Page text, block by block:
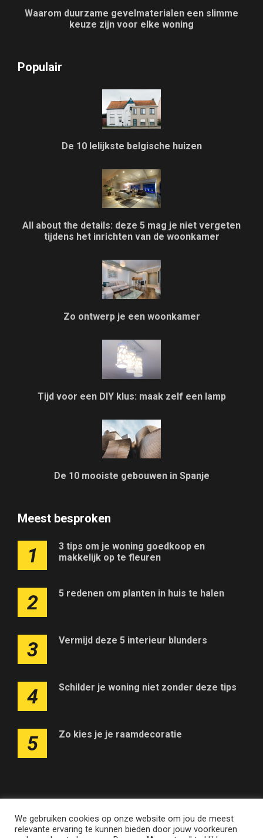
Waarom duurzame gevelmaterialen een slimme
keuze zijn voor elke woning
Populair
De 10 lelijkste belgische huizen
All about the details: deze 5 mag je niet vergeten
tijdens het inrichten van de woonkamer
Zo ontwerp je een woonkamer
Tijd voor een DIY klus: maak zelf een lamp
De 10 mooiste gebouwen in Spanje
Meest besproken
1
3 tips om je woning goedkoop en
makkelijk op te fleuren
2 5 redenen om planten in huis te halen
3 Vermijd deze 5 interieur blunders
4 Schilder je woning niet zonder deze tips
5 Zo kies je je raamdecoratie
Adverteren op deze website Contact
Disclaimer
We gebruiken cookies op onze website om jou de meest
relevante ervaring te kunnen bieden door jouw voorkeuren